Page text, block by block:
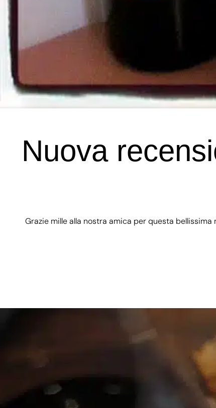
Nuova
Grazie mille alla nostra amica per questa